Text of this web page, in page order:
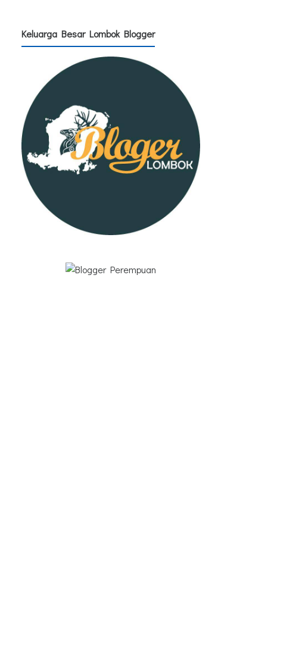
Keluarga Besar Lombok Blogger